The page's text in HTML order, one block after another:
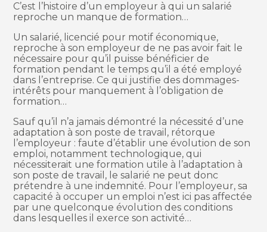
C’est l’histoire d’un employeur à qui un salarié
reproche un manque de formation…
Un salarié, licencié pour motif économique,
reproche à son employeur de ne pas avoir fait le
nécessaire pour qu’il puisse bénéficier de
formation pendant le temps qu’il a été employé
dans l’entreprise. Ce qui justifie des dommages-
intérêts pour manquement à l’obligation de
formation…
Sauf qu’il n’a jamais démontré la nécessité d’une
adaptation à son poste de travail, rétorque
l’employeur : faute d’établir une évolution de son
emploi, notamment technologique, qui
nécessiterait une formation utile à l’adaptation à
son poste de travail, le salarié ne peut donc
prétendre à une indemnité. Pour l’employeur, sa
capacité à occuper un emploi n’est ici pas affectée
par une quelconque évolution des conditions
dans lesquelles il exerce son activité…